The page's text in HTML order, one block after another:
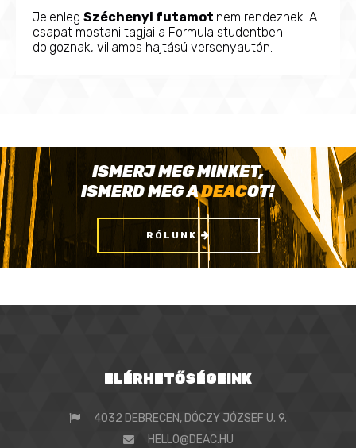
Jelenleg Széchenyi futamot nem rendeznek. A
csapat mostani tagjai a Formula studentben
dolgoznak, villamos hajtású versenyautón.
ISMERJ MEG MINKET,
ISMERD MEG ADEACOT!
RÓLUNK
ELÉRHETŐSÉGEINK
4032 DEBRECEN, DÓCZY JÓZSEF U. 9.
HELLO@DEAC.HU